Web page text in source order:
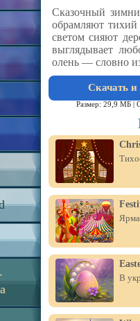
Сказочный
обрамляют
светом сияют
выглядывает
олень — словно
Скачать и
Размер: 29,9 МБ |
В